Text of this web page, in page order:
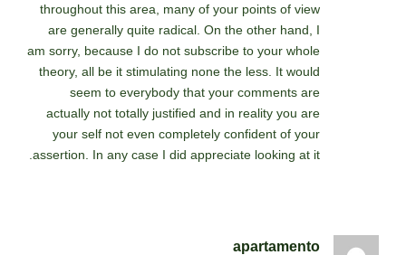
throughout this area, many of your points of view
are generally quite radical. On the other hand, I
am sorry, because I do not subscribe to your whole
theory, all be it stimulating none the less. It would
seem to everybody that your comments are
actually not totally justified and in reality you are
your self not even completely confident of your
assertion. In any case I did appreciate looking at it.
apartamento